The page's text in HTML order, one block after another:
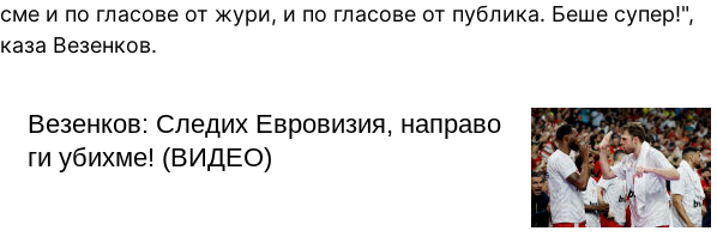
сме и по гласове от жури, и по гласове от публика. Беше супер!",
каза Везенков.
Везенков: Следих Евровизия, направо
ги убихме! (ВИДЕО)